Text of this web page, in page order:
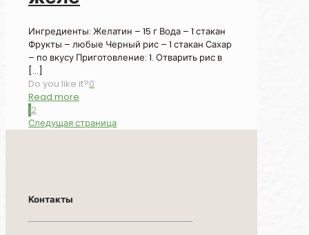
Ингредиенты: Желатин – 15 г Вода – 1 стакан
Фрукты – любые Черный рис – 1 стакан Сахар
– по вкусу Приготовление: 1. Отварить рис в
[…]
Do you like it?0
Read more
12
Следущая страница
Контакты